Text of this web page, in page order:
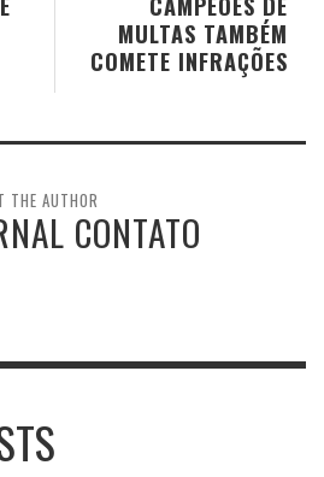
MULTAS TAMBÉM
COMETE INFRAÇÕES
THE AUTHOR
CONTATO